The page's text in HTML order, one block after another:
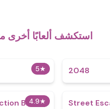
استكشف ألعابًا أخرى
5★ 2048
4.9★
Black
Street